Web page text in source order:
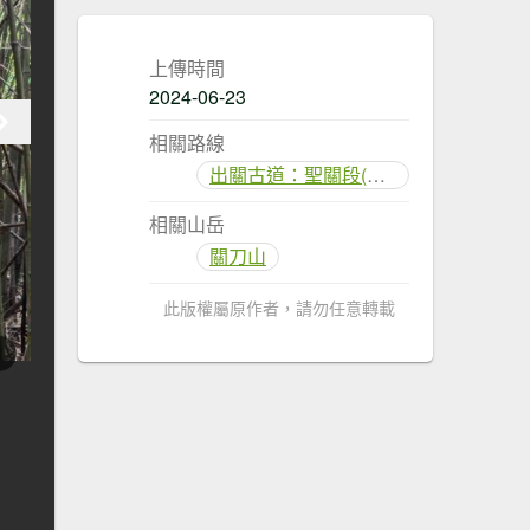
上傳時間
2024-06-23
相關路線
出關古道：聖關段(關刀山步道)
相關山岳
關刀山
此版權屬原作者，請勿任意轉載